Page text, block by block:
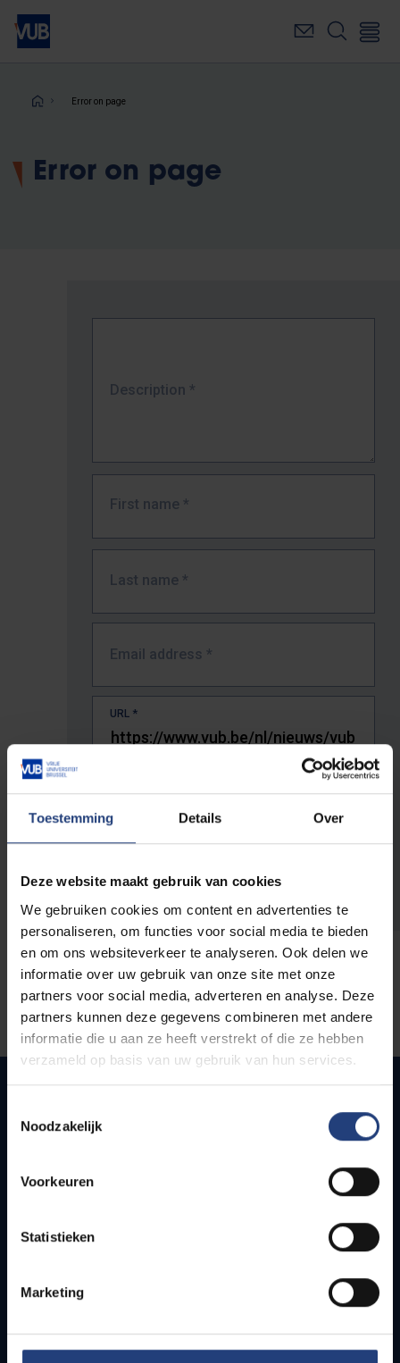
Toestemming Details Over
Deze website maakt gebruik van cookies
We gebruiken cookies om content en advertenties te
personaliseren, om functies voor social media te bieden
en om ons websiteverkeer te analyseren. Ook delen we
informatie over uw gebruik van onze site met onze
partners voor social media, adverteren en analyse. Deze
partners kunnen deze gegevens combineren met andere
informatie die u aan ze heeft verstrekt of die ze hebben
verzameld op basis van uw gebruik van hun services.
Noodzakelijk
Voorkeuren
Statistieken
Marketing
Skip
main
Breadcrumb
Error on page
Error on page
Description *
First name *
Last name *
Email address *
URL *
The full URL of the page where you encountered the error.
Quick links
How to get to the VUB campuses